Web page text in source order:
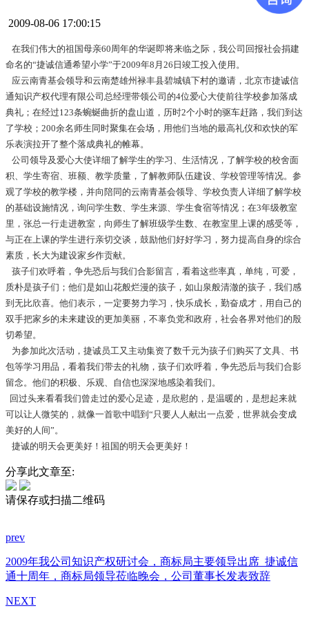
2009-08-06 17:00:15
在我们伟大的祖国母亲60周年的华诞即将来临之际，我公司回报社会捐建
命名的“捷诚信通希望小学”于2009年8月26日竣工投入使用。
应云南青基会领导和云南楚雄州禄丰县碧城镇下村的邀请，北京市捷诚信
通知识产权代理有限公司总经理带领公司的4位爱心大使前往学校参加落成
典礼；在经过123条蜿蜒曲折的盘山道，历时2个小时的驱车赶路，我们到达
了学校；200余名师生同时聚集在会场，用他们当地的最高礼仪和欢快的军
乐表演拉开了整个落成典礼的帷幕。
公司领导及爱心大使详细了解学生的学习、生活情况，了解学校的校舍面
积、学生寄宿、班额、教学质量，了解教师队伍建设、学校管理等情况。参
观了学校的教学楼，并向陪同的云南青基会领导、学校负责人详细了解学校
的基础设施情况，询问学生数、学生来源、学生食宿等情况；在3年级教室
里，张总一行走进教室，向师生了解班级学生数、在教室里上课的感受等，
与正在上课的学生进行亲切交谈，鼓励他们好好学习，努力提高自身的综合
素质，长大为建设家乡作贡献。
孩子们欢呼着，争先恐后与我们合影留言，看着这些率真，单纯，可爱，
质朴是孩子们；他们是如山花般烂漫的孩子，如山泉般清澈的孩子，我们感
到无比欣喜。他们表示，一定要努力学习，快乐成长，勤奋成才，用自己的
双手把家乡的未来建设的更加美丽，不辜负党和政府，社会各界对他们的殷
切希望。
为参加此次活动，捷诚员工又主动集资了数千元为孩子们购买了文具、书
包等学习用品，看着我们带去的礼物，孩子们欢呼着，争先恐后与我们合影
留念。他们的积极、乐观、自信也深深地感染着我们。
回过头来看看我们曾走过的爱心足迹，是欣慰的，是温暖的，是想起来就
可以让人微笑的，就像一首歌中唱到“只要人人献出一点爱，世界就会变成
美好的人间”。
捷诚的明天会更美好！祖国的明天会更美好！
分享此文章至:
请保存或扫描二维码
prev
2009年我公司知识产权研讨会，商标局主要领导出席 捷诚信
通十周年，商标局领导莅临晚会，公司董事长发表致辞
NEXT